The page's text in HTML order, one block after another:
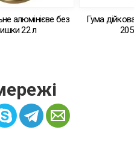
алюмінієве без
22 л
Гума